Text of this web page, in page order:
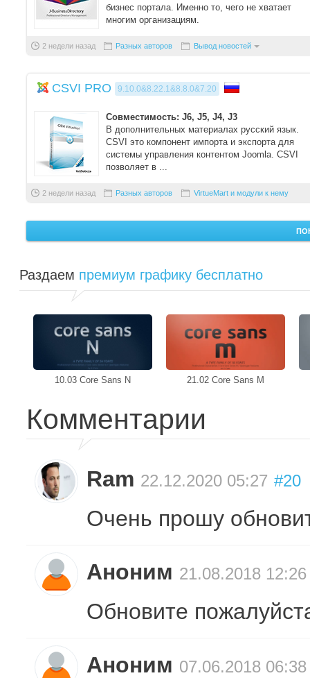
бизнес портала. Именно то, чего не хватает
многим организациям.
2 недели назад Разных авторов Вывод новостей
CSVI PRO 9.10.0&8.22.1&8.8.0&7.20
Совместимость: J6, J5, J4, J3
В дополнительных материалах русский язык.
CSVI это компонент импорта и экспорта для
системы управления контентом Joomla. CSVI
позволяет в ...
2 недели назад Разных авторов VirtueMart и модули к нему
Раздаем премиум графику бесплатно
10.03 Core Sans N 21.02 Core Sans M
Комментарии
Ram 22.12.2020 05:27 #20
Очень прошу
Аноним 21.08.2018 12:26
Обновите
Аноним 07.06.2018 06:38